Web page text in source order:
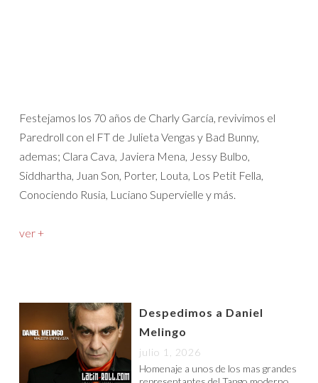
Festejamos los 70 años de Charly García, revivimos el
Paredroll con el FT de Julieta Vengas y Bad Bunny,
ademas; Clara Cava, Javiera Mena, Jessy Bulbo,
Siddhartha, Juan Son, Porter, Louta, Los Petit Fella,
Conociendo Rusia, Luciano Supervielle y más.
ver +
Despedimos a Daniel
Melingo
julio 1, 2026
Homenaje a unos de los mas grandes